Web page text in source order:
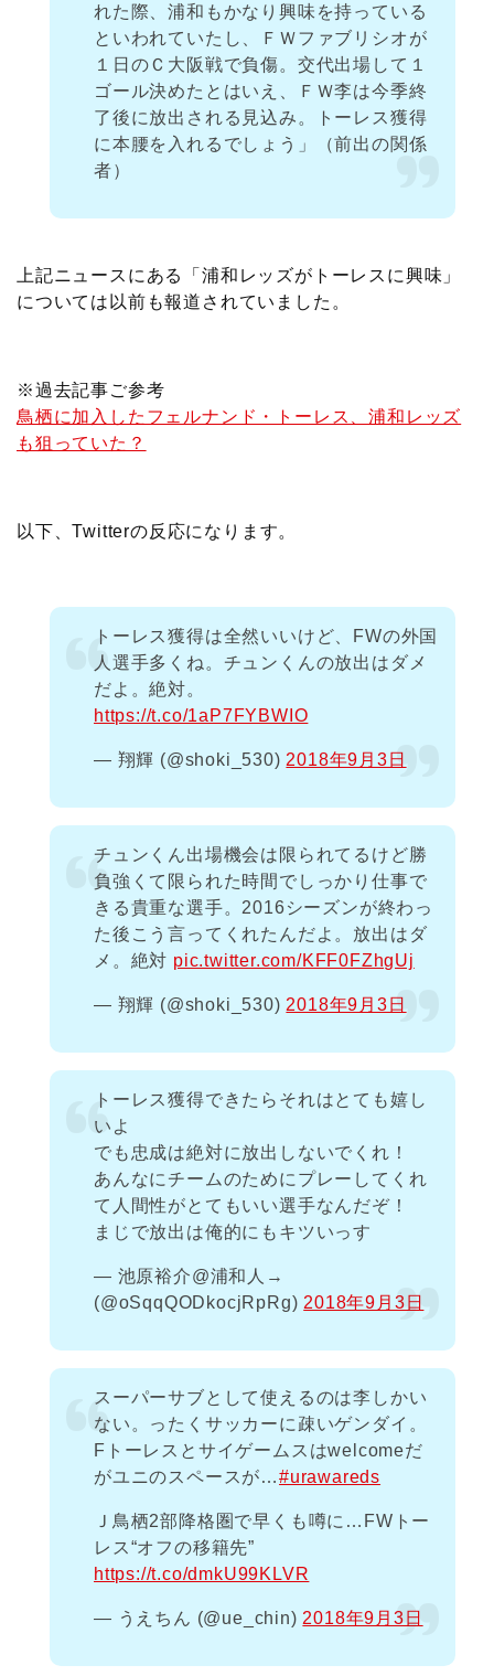
れた際、浦和もかなり興味を持っている
といわれていたし、ＦＷファブリシオが
１日のＣ大阪戦で負傷。交代出場して１
ゴール決めたとはいえ、ＦＷ李は今季終
了後に放出される見込み。トーレス獲得
に本腰を入れるでしょう」（前出の関係
者）
上記ニュースにある「浦和レッズがトーレスに興味」
については以前も報道されていました。
※過去記事ご参考
鳥栖に加入したフェルナンド・トーレス、浦和レッズ
も狙っていた？
以下、Twitterの反応になります。
トーレス獲得は全然いいけど、FWの外国
人選手多くね。チュンくんの放出はダメ
だよ。絶対。
https://t.co/1aP7FYBWIO
— 翔輝 (@shoki_530) 2018年9月3日
チュンくん出場機会は限られてるけど勝
負強くて限られた時間でしっかり仕事で
きる貴重な選手。2016シーズンが終わっ
た後こう言ってくれたんだよ。放出はダ
メ。絶対 pic.twitter.com/KFF0FZhgUj
— 翔輝 (@shoki_530) 2018年9月3日
トーレス獲得できたらそれはとても嬉し
いよ
でも忠成は絶対に放出しないでくれ！
あんなにチームのためにプレーしてくれ
て人間性がとてもいい選手なんだぞ！
まじで放出は俺的にもキツいっす
— 池原裕介@浦和人→
(@oSqqQODkocjRpRg) 2018年9月3日
スーパーサブとして使えるのは李しかい
ない。ったくサッカーに疎いゲンダイ。
Fトーレスとサイゲームスはwelcomeだ
がユニのスペースが…#urawareds
Ｊ鳥栖2部降格圏で早くも噂に…FWトー
レス“オフの移籍先”
https://t.co/dmkU99KLVR
— うえちん (@ue_chin) 2018年9月3日